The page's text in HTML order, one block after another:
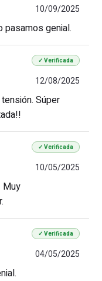
10/09/2025
pasamos genial.
✓ Verificada
12/08/2025
Súper
✓ Verificada
10/05/2025
Muy
✓ Verificada
04/05/2025